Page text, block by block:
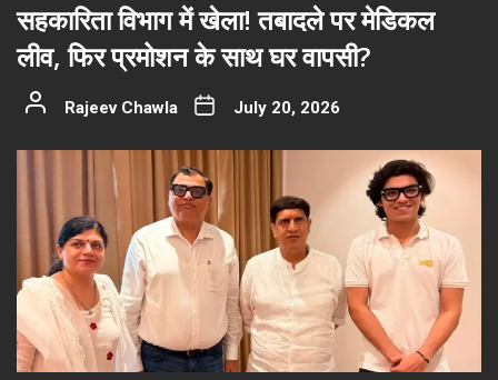
सहकारिता विभाग में खेला! तबादले पर मेडिकल
लीव, फिर प्रमोशन के साथ घर वापसी?
Rajeev Chawla July 20, 2026